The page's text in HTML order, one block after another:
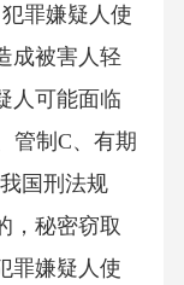
罪嫌疑人使
成被害人轻
人可能面临
管制C、有期
国刑法规
，秘密窃取
罪嫌疑人使